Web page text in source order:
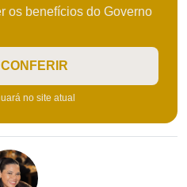
os benefícios do Governo
no site atual